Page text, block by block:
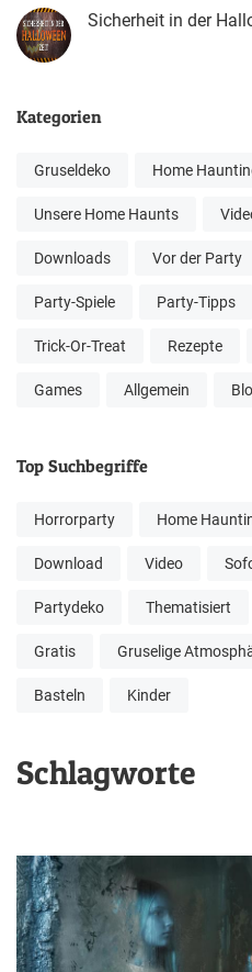
Sicherheit in der
Kategorien
Gruseldeko Home
Unsere Home Haunts
Downloads Vor der Party
Party-Spiele Party-Tipps
Trick-Or-Treat Rezepte
Games Allgemein
Top Suchbegriffe
Horrorparty Home
Download Video
Partydeko Thematisiert
Gratis Gruselige
Basteln Kinder
Schlagworte